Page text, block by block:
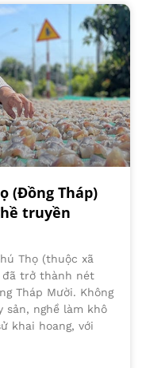
(Đồng Tháp)
truyền
Thọ (thuộc xã
đã trở thành nét
Tháp Mười. Không
sản, nghề làm khô
khai hoang, với